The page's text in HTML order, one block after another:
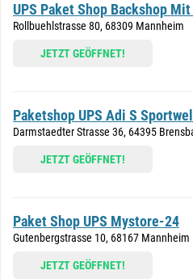
UPS Paket Shop Backshop
Rollbuehlstrasse 80, 68309 Mannheim
JETZT GEÖFFNET!
Paketshop UPS Adi S
Darmstaedter Strasse 36, 64395
JETZT GEÖFFNET!
Paket Shop UPS Mystore-24
Gutenbergstrasse 10, 68167 Mannheim
JETZT GEÖFFNET!